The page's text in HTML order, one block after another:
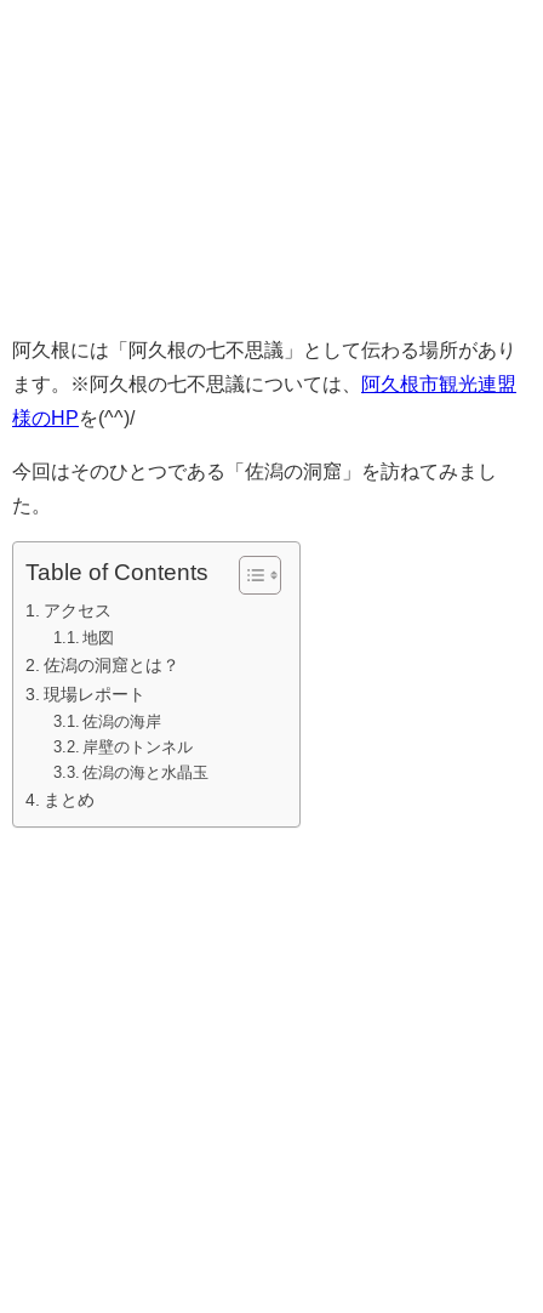
阿久根には「阿久根の七不思議」として伝わる場所があり
ます。※阿久根の七不思議については、
阿久根市観光連盟
様のHPを(^^)/
今回はそのひとつである「佐潟の洞窟」を訪ねてみまし
た。
Table of Contents
アクセス
地図
佐潟の洞窟とは？
現場レポート
佐潟の海岸
岸壁のトンネル
佐潟の海と水晶玉
まとめ